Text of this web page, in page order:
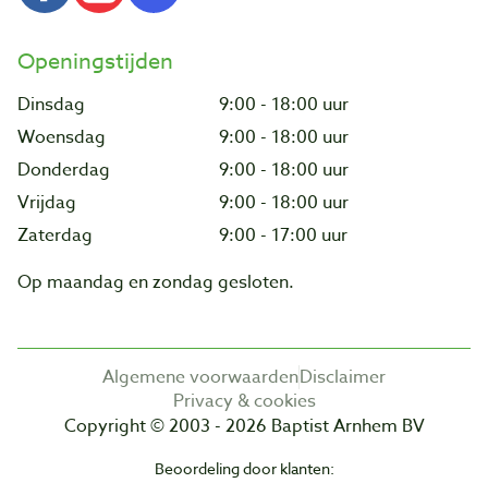
Openingstijden
Dinsdag
9:00 - 18:00 uur
Woensdag
9:00 - 18:00 uur
Donderdag
9:00 - 18:00 uur
Vrijdag
9:00 - 18:00 uur
Zaterdag
9:00 - 17:00 uur
Op maandag en zondag gesloten.
Algemene voorwaardenDisclaimer
Privacy & cookies
Copyright © 2003 - 2026 Baptist Arnhem BV
Beoordeling door klanten: